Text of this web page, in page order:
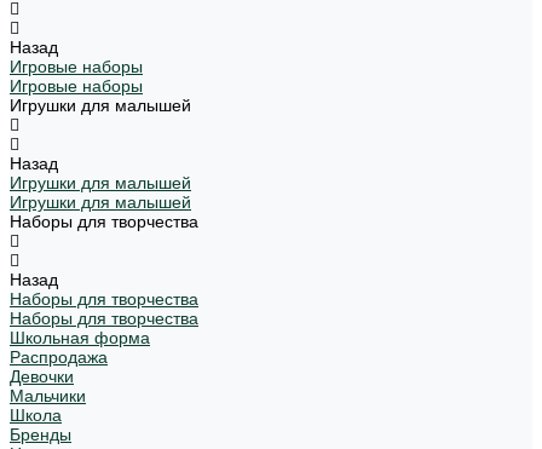
Назад
Игровые наборы
Игровые наборы
Игрушки для малышей
Назад
Игрушки для малышей
Игрушки для малышей
Наборы для творчества
Назад
Наборы для творчества
Наборы для творчества
Школьная форма
Распродажа
Девочки
Мальчики
Школа
Бренды